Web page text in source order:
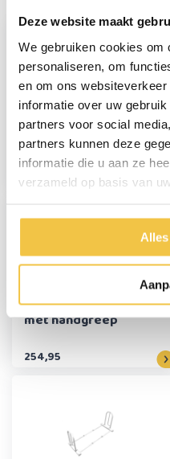
Deze website maakt
We gebruiken cookies om
personaliseren, om
en om ons
informatie over uw
partners voor social
partners kunnen deze
informatie die u aan ze
verzameld op basis van
Bedpapegaai /
bedgalg opvouwbaar
147,95
Grijppaal / Pakpaal
met handgreep
254,95